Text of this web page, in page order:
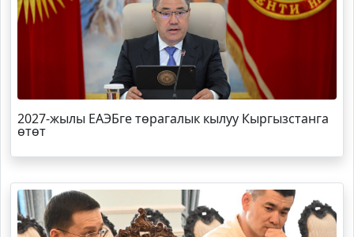
2027-жылы ЕАЭБге төрагалык кылуу Кыргызстанга
өтөт